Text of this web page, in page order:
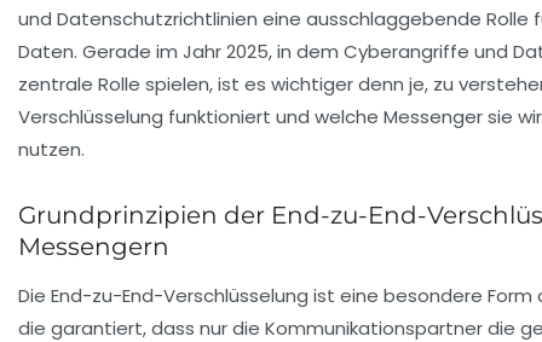
und Datenschutzrichtlinien eine ausschlaggebende Rolle
Daten. Gerade im Jahr 2025, in dem Cyberangriffe und
zentrale Rolle spielen, ist es wichtiger denn je, zu
Verschlüsselung funktioniert und welche Messenger sie
nutzen.
Grundprinzipien der End-zu-End-
Messengern
Die End-zu-End-Verschlüsselung ist eine besondere
die garantiert, dass nur die Kommunikationspartner die